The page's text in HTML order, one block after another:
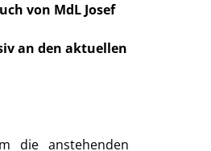
von MdL Josef
an den aktuellen
die anstehenden